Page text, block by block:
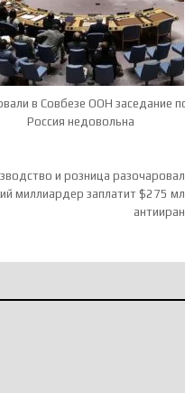
в Совбезе ООН заседание
Россия недовольна
по записям
и розница
миллиардер заплатит $275